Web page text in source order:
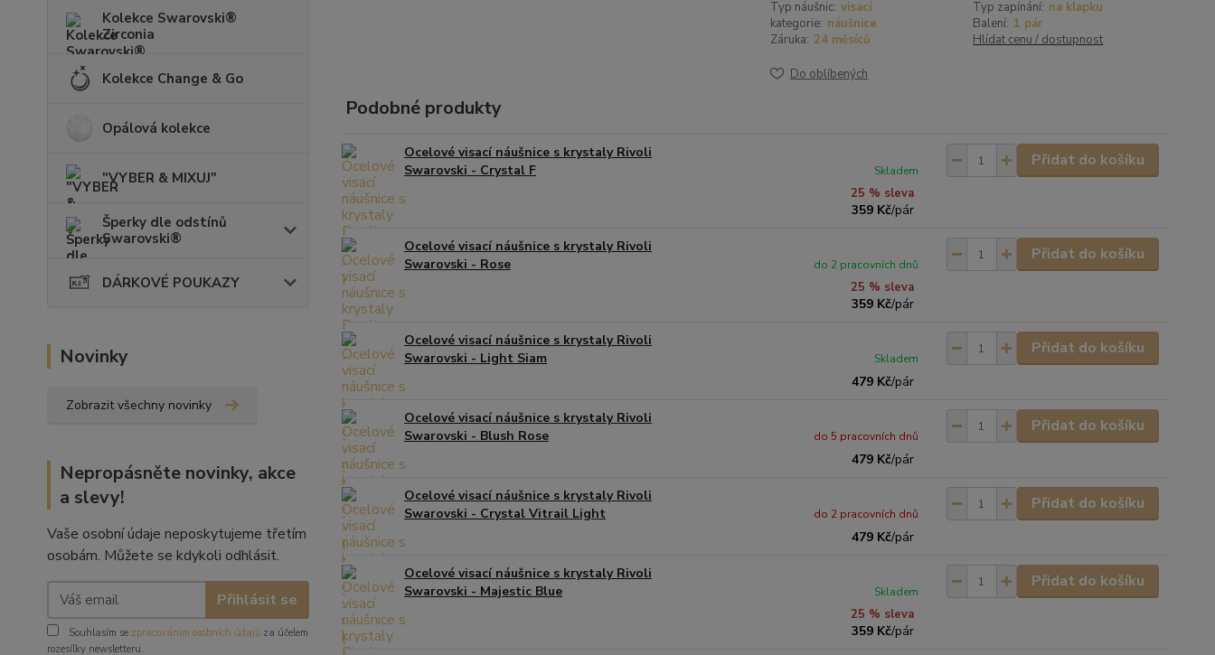
Kolekce Swarovski®
Zirconia
Kolekce Change & Go
Opálová kolekce
"VYBER & MIXUJ"
Šperky dle odstínů
Swarovski®
DÁRKOVÉ POUKAZY
Novinky
Zobrazit všechny novinky
Nepropásněte novinky, akce
a slevy!
Vaše osobní údaje neposkytujeme třetím
osobám. Můžete se kdykoli odhlásit.
Přihlásit se
Souhlasím se zpracováním osobních údajů za účelem
rozesílky newsletteru.
Typ náušnic: visací Typ zapínání: na klapku
kategorie: náušnice Balení: 1 pár
Záruka: 24 měsíců Hlídat cenu / dostupnost
Do oblíbených
Podobné produkty
Ocelové visací náušnice s krystaly Rivoli
Swarovski - Crystal F
25 % sleva
359 Kč/pár
Skladem
Přidat do košíku
Ocelové visací náušnice s krystaly Rivoli
Swarovski - Rose
25 % sleva
359 Kč/pár
do 2 pracovních dnů
Přidat do košíku
Ocelové visací náušnice s krystaly Rivoli
Swarovski - Light Siam
479 Kč/pár
Skladem
Přidat do košíku
Ocelové visací náušnice s krystaly Rivoli
Swarovski - Blush Rose
479 Kč/pár
do 5 pracovních dnů
Přidat do košíku
Ocelové visací náušnice s krystaly Rivoli
Swarovski - Crystal Vitrail Light
479 Kč/pár
do 2 pracovních dnů
Přidat do košíku
Ocelové visací náušnice s krystaly Rivoli
Swarovski - Majestic Blue
25 % sleva
359 Kč/pár
Skladem
Přidat do košíku